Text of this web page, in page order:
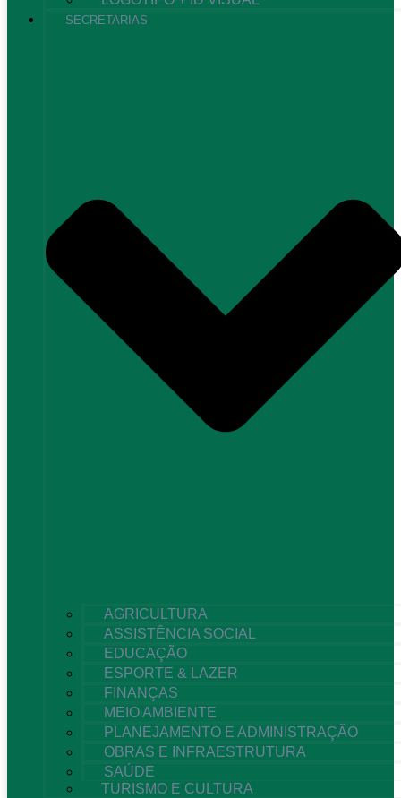
SECRETARIAS
AGRICULTURA
ASSISTÊNCIA SOCIAL
EDUCAÇÃO
ESPORTE & LAZER
FINANÇAS
MEIO AMBIENTE
PLANEJAMENTO E ADMINISTRAÇÃO
OBRAS E INFRAESTRUTURA
SAÚDE
TURISMO E CULTURA